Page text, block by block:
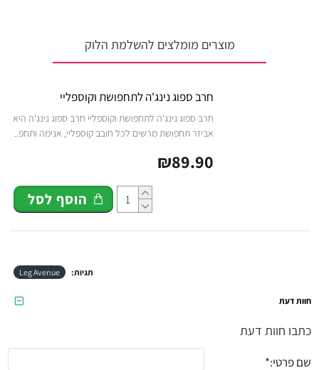
מוצרים מומלצים להשלמת הלוק
חרב ספוג נינג'ה לתחפושת וקוספליי
חרב ספוג נינג'ה לתחפושת וקוספליי חרב ספוג נינג'ה היא
אביזר תחפושת מרשים לכל חובב קוספליי, אנימה ותחפ..
₪89.90
הוסף לסל
תגיות: Leg Avenue
חוות דעת
כתבו חוות דעת
שם פרטי: